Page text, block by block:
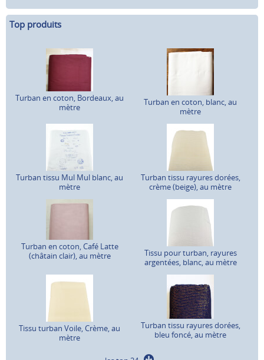
Top produits
Turban en coton, Bordeaux, au
mètre
Turban en coton, blanc, au
mètre
Turban tissu Mul Mul blanc, au
mètre
Turban tissu rayures dorées,
crème (beige), au mètre
Turban en coton, Café Latte
(châtain clair), au mètre
Tissu pour turban, rayures
argentées, blanc, au mètre
Tissu turban Voile, Crème, au
mètre
Turban tissu rayures dorées,
bleu foncé, au mètre